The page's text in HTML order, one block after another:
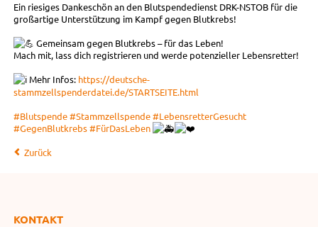
Ein riesiges Dankeschön an den Blutspendedienst DRK-NSTOB für die
großartige Unterstützung im Kampf gegen Blutkrebs!
Gemeinsam gegen Blutkrebs – für das Leben!
Mach mit, lass dich registrieren und werde potenzieller Lebensretter!
Mehr Infos: https://deutsche-
stammzellspenderdatei.de/STARTSEITE.html
#Blutspende#Stammzellspende#LebensretterGesucht
#GegenBlutkrebs#FürDasLeben
Zurück
KONTAKT